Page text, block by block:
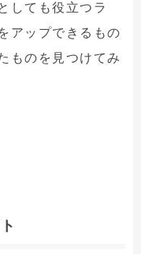
しても役立つラ
アップできるもの
ものを見つけてみ